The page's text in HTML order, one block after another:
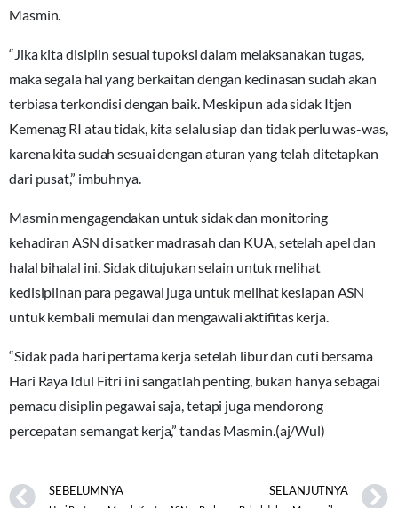
Masmin.
“Jika kita disiplin sesuai tupoksi dalam melaksanakan tugas,
maka segala hal yang berkaitan dengan kedinasan sudah akan
terbiasa terkondisi dengan baik. Meskipun ada sidak Itjen
Kemenag RI atau tidak, kita selalu siap dan tidak perlu was-was,
karena kita sudah sesuai dengan aturan yang telah ditetapkan
dari pusat,” imbuhnya.
Masmin mengagendakan untuk sidak dan monitoring
kehadiran ASN di satker madrasah dan KUA, setelah apel dan
halal bihalal ini. Sidak ditujukan selain untuk melihat
kedisiplinan para pegawai juga untuk melihat kesiapan ASN
untuk kembali memulai dan mengawali aktifitas kerja.
“Sidak pada hari pertama kerja setelah libur dan cuti bersama
Hari Raya Idul Fitri ini sangatlah penting, bukan hanya sebagai
pemacu disiplin pegawai saja, tetapi juga mendorong
percepatan semangat kerja,” tandas Masmin.(aj/Wul)
SEBELUMNYA SELANJUTNYA